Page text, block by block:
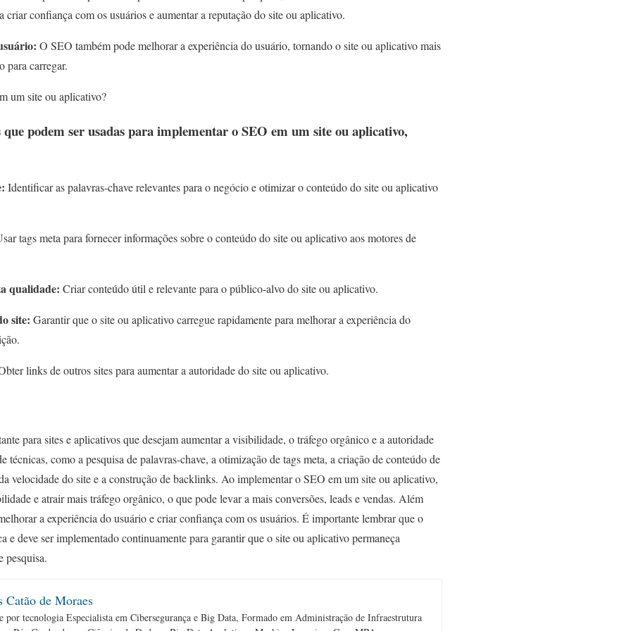
criar confiança com os usuários e aumentar a reputação do site ou aplicativo.
O SEO também pode melhorar a experiência do usuário, tornando o site ou aplicativo mais
para carregar.
um site ou aplicativo?
podem ser usadas para implementar o SEO em um site ou aplicativo,
Identificar as palavras-chave relevantes para o negócio e otimizar o conteúdo do site ou aplicativo
tags meta para fornecer informações sobre o conteúdo do site ou aplicativo aos motores de
qualidade: Criar conteúdo útil e relevante para o público-alvo do site ou aplicativo.
site: Garantir que o site ou aplicativo carregue rapidamente para melhorar a experiência do
links de outros sites para aumentar a autoridade do site ou aplicativo.
para sites e aplicativos que desejam aumentar a visibilidade, o tráfego orgânico e a autoridade
técnicas, como a pesquisa de palavras-chave, a otimização de tags meta, a criação de conteúdo de
velocidade do site e a construção de backlinks. Ao implementar o SEO em um site ou aplicativo,
e atrair mais tráfego orgânico, o que pode levar a mais conversões, leads e vendas. Além
a experiência do usuário e criar confiança com os usuários. É importante lembrar que o
e deve ser implementado continuamente para garantir que o site ou aplicativo permaneça
pesquisa.
Catão de Moraes
por tecnologia Especialista em Cibersegurança e Big Data, Formado em Administração de Infraestrutura